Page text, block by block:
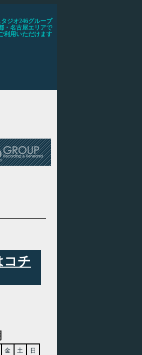
ジオ246グループ
・名古屋エリアで
利用いただけます
チ
金 土
日